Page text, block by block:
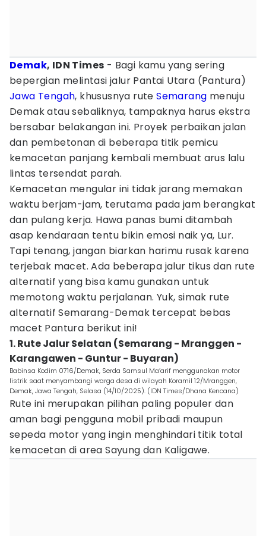
Demak, IDN Times - Bagi kamu yang sering
bepergian melintasi jalur Pantai Utara (Pantura)
Jawa Tengah, khususnya ruteSemarang menuju
Demak atau sebaliknya, tampaknya harus ekstra
bersabar belakangan ini. Proyek perbaikan jalan
dan pembetonan di beberapa titik pemicu
kemacetan panjang kembali membuat arus lalu
lintas tersendat parah.
Kemacetan mengular ini tidak jarang memakan
waktu berjam-jam, terutama pada jam berangkat
dan pulang kerja. Hawa panas bumi ditambah
asap kendaraan tentu bikin emosi naik ya, Lur.
Tapi tenang, jangan biarkan harimu rusak karena
terjebak macet. Ada beberapa jalur tikus dan rute
alternatif yang bisa kamu gunakan untuk
memotong waktu perjalanan. Yuk, simak rute
alternatif Semarang-Demak tercepat bebas
macet Pantura berikut ini!
1. Rute Jalur Selatan (Semarang - Mranggen -
Karangawen - Guntur - Buyaran)
Babinsa Kodim 0716/Demak, Serda Samsul Ma’arif menggunakan motor
listrik saat menyambangi warga desa di wilayah Koramil 12/Mranggen,
Demak, Jawa Tengah, Selasa (14/10/2025). (IDN Times/Dhana Kencana)
Rute ini merupakan pilihan paling populer dan
aman bagi pengguna mobil pribadi maupun
sepeda motor yang ingin menghindari titik total
kemacetan di area Sayung dan Kaligawe.